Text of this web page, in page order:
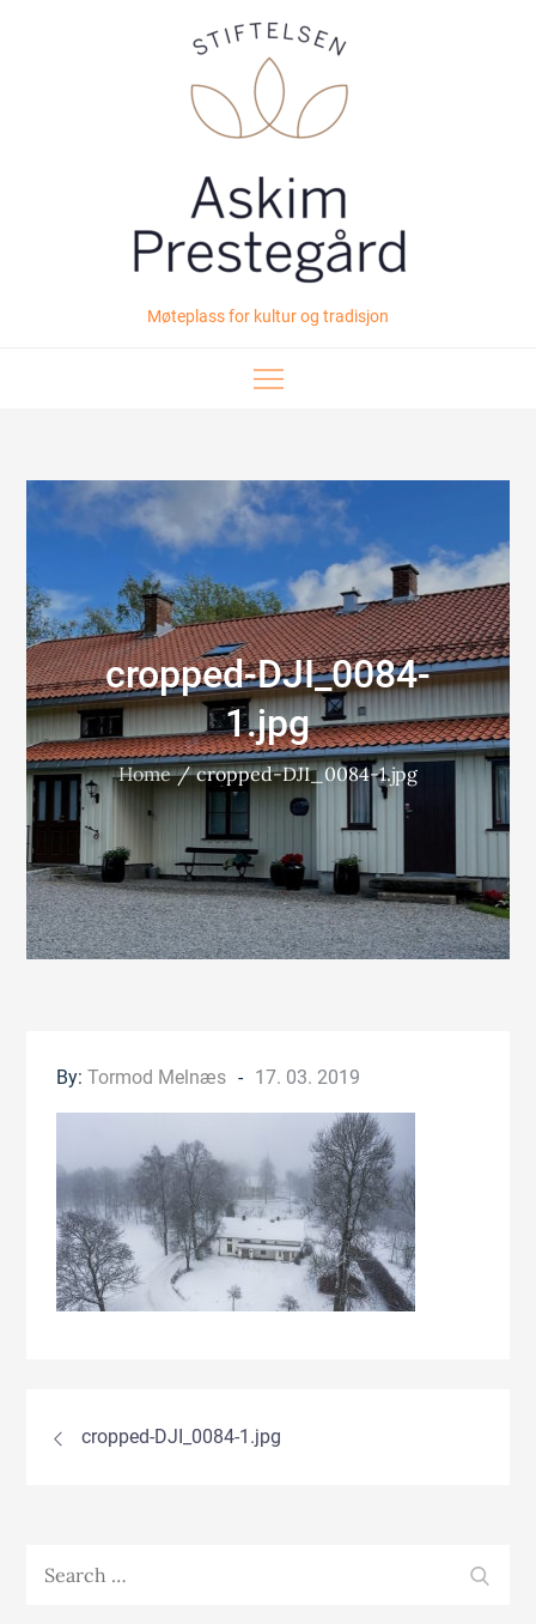
Møteplass for kultur og tradisjon
cropped-DJI_0084-
1.jpg
Home cropped-DJI_0084-1.jpg
By:Tormod Melnæs
Posted
17. 03. 2019
Innleggsnavigasjon
cropped-DJI_0084-1.jpg